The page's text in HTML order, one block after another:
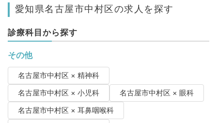
愛知県名古屋市中村区の求人を探す
診療科目から探す
その他
名古屋市中村区 × 精神科
名古屋市中村区 × 小児科
名古屋市中村区 × 眼科
名古屋市中村区 × 耳鼻咽喉科